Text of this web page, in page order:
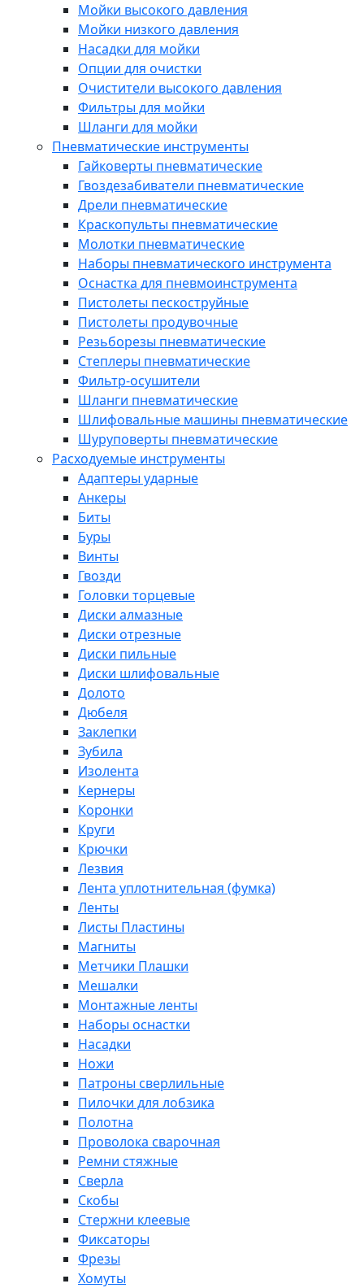
Мойки высокого давления
Мойки низкого давления
Насадки для мойки
Опции для очистки
Очистители высокого давления
Фильтры для мойки
Шланги для мойки
Пневматические инструменты
Гайковерты пневматические
Гвоздезабиватели пневматические
Дрели пневматические
Краскопульты пневматические
Молотки пневматические
Наборы пневматического инструмента
Оснастка для пневмоинструмента
Пистолеты пескоструйные
Пистолеты продувочные
Резьборезы пневматические
Степлеры пневматические
Фильтр-осушители
Шланги пневматические
Шлифовальные машины пневматические
Шуруповерты пневматические
Расходуемые инструменты
Адаптеры ударные
Анкеры
Биты
Буры
Винты
Гвозди
Головки торцевые
Диски алмазные
Диски отрезные
Диски пильные
Диски шлифовальные
Долото
Дюбеля
Заклепки
Зубила
Изолента
Кернеры
Коронки
Круги
Крючки
Лезвия
Лента уплотнительная (фумка)
Ленты
Листы Пластины
Магниты
Метчики Плашки
Мешалки
Монтажные ленты
Наборы оснастки
Насадки
Ножи
Патроны сверлильные
Пилочки для лобзика
Полотна
Проволока сварочная
Ремни стяжные
Сверла
Скобы
Стержни клеевые
Фиксаторы
Фрезы
Хомуты